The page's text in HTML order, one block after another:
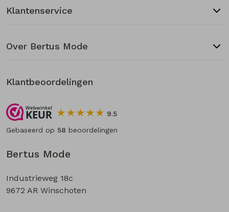
Bertus Mode
Industrieweg 18c
9672 AR Winschoten
Klantenservice
Over Bertus Mode
Klantbeoordelingen
9.5
Gebaseerd op 58 beoordelingen